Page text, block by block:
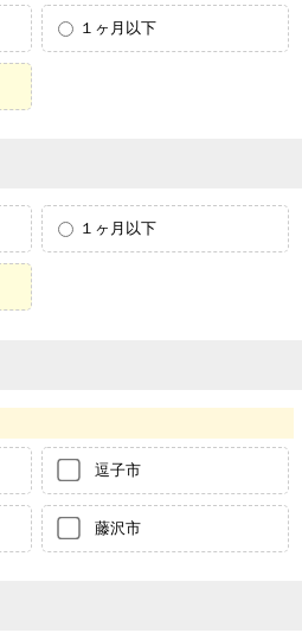
１ヶ月以下
１ヶ月以下
逗子市
藤沢市